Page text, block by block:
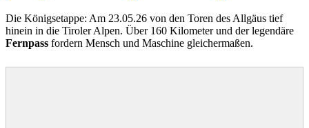
Die Königsetappe: Am 23.05.26 von den Toren des Allgäus tief
hinein in die Tiroler Alpen. Über 160 Kilometer und der legendäre
Fernpass fordern Mensch und Maschine gleichermaßen.